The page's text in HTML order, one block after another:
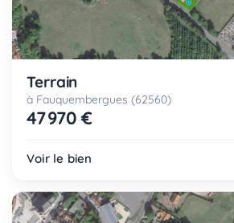
Terrain
à Fauquembergues (62560)
47 970 €
Voir le bien